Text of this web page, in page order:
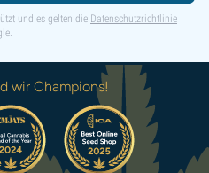
und es gelten die Datenschutzrichtlinie
wir Champions!